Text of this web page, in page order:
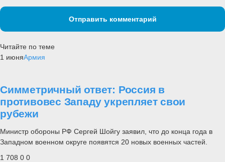
Отправить комментарий
Читайте по теме
1 июняАрмия
Симметричный ответ: Россия в
противовес Западу укрепляет свои
рубежи
Министр обороны РФ Сергей Шойгу заявил, что до конца года в
Западном военном округе появятся 20 новых военных частей.
1 708 0 0